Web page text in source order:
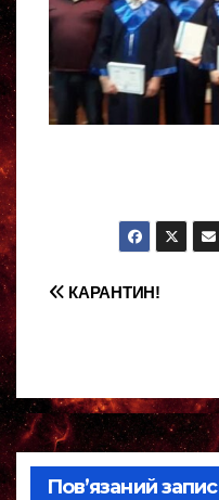
Навігація
КАРАНТИН!
Пов’язаний запис